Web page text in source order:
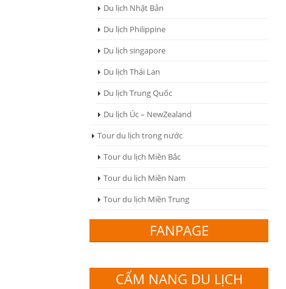
Du lịch Nhật Bản
Du lịch Philippine
Du lịch singapore
Du lịch Thái Lan
Du lịch Trung Quốc
Du lịch Úc – NewZealand
Tour du lịch trong nước
Tour du lịch Miền Bắc
Tour du lịch Miền Nam
Tour du lịch Miền Trung
FANPAGE
CẨM NANG DU LỊCH